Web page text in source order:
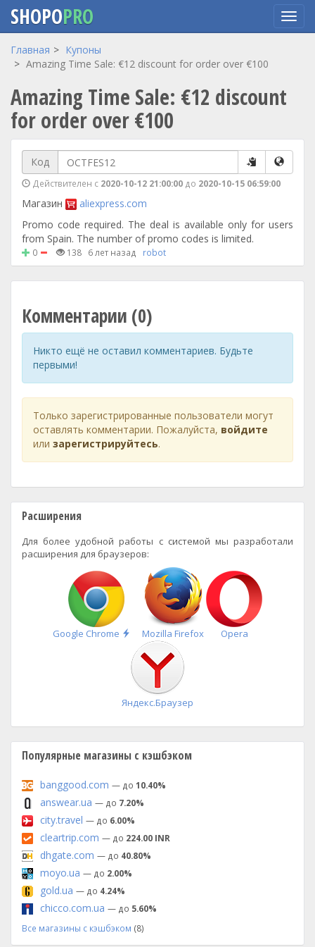
Перейти
содержанию
SHOPOPRO
Главная
Купоны
Amazing Time Sale: €12 discount for order over €100
Amazing Time Sale: €12 discount
for order over €100
Код
Действителен с 2020-10-12 21:00:00 до 2020-10-15 06:59:00
Магазин
aliexpress.com
Promo code required. The deal is available only for users
from Spain. The number of promo codes is limited.
0 138 6 лет назад robot
Комментарии (0)
Никто ещё не оставил комментариев. Будьте
первыми!
Только зарегистрированные пользователи могут
оставлять комментарии. Пожалуйста, войдите
или зарегистрируйтесь.
Расширения
Для более удобной работы с системой мы разработали
расширения для браузеров:
Google Chrome
Быстрая
установка
Mozilla Firefox Opera
Яндекс.Браузер
Популярные магазины с кэшбэком
banggood.com — до 10.40%
answear.ua — до 7.20%
city.travel — до 6.00%
cleartrip.com — до 224.00 INR
dhgate.com — до 40.80%
moyo.ua — до 2.00%
gold.ua — до 4.24%
chicco.com.ua — до 5.60%
Все магазины с кэшбэком (8)